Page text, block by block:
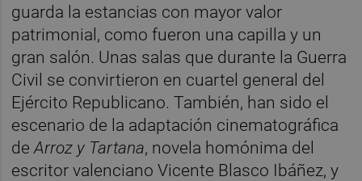
guarda la estancias con mayor valor
patrimonial, como fueron una capilla y un
gran salón. Unas salas que durante la Guerra
Civil se convirtieron en cuartel general del
Ejército Republicano. También, han sido el
escenario de la adaptación cinematográfica
deArroz y Tartana, novela homónima del
escritor valenciano Vicente Blasco Ibáñez, y